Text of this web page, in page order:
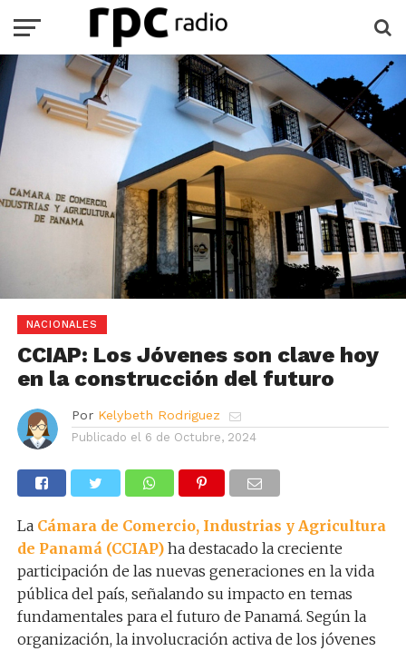
NACIONALES
CCIAP: Los Jóvenes son clave hoy
en la construcción del futuro
Por Kelybeth Rodriguez
Publicado el 6 de Octubre, 2024
La Cámara de Comercio, Industrias y Agricultura
de Panamá (CCIAP) ha destacado la creciente
participación de las nuevas generaciones en la vida
pública del país, señalando su impacto en temas
fundamentales para el futuro de Panamá. Según la
organización, la involucración activa de los jóvenes